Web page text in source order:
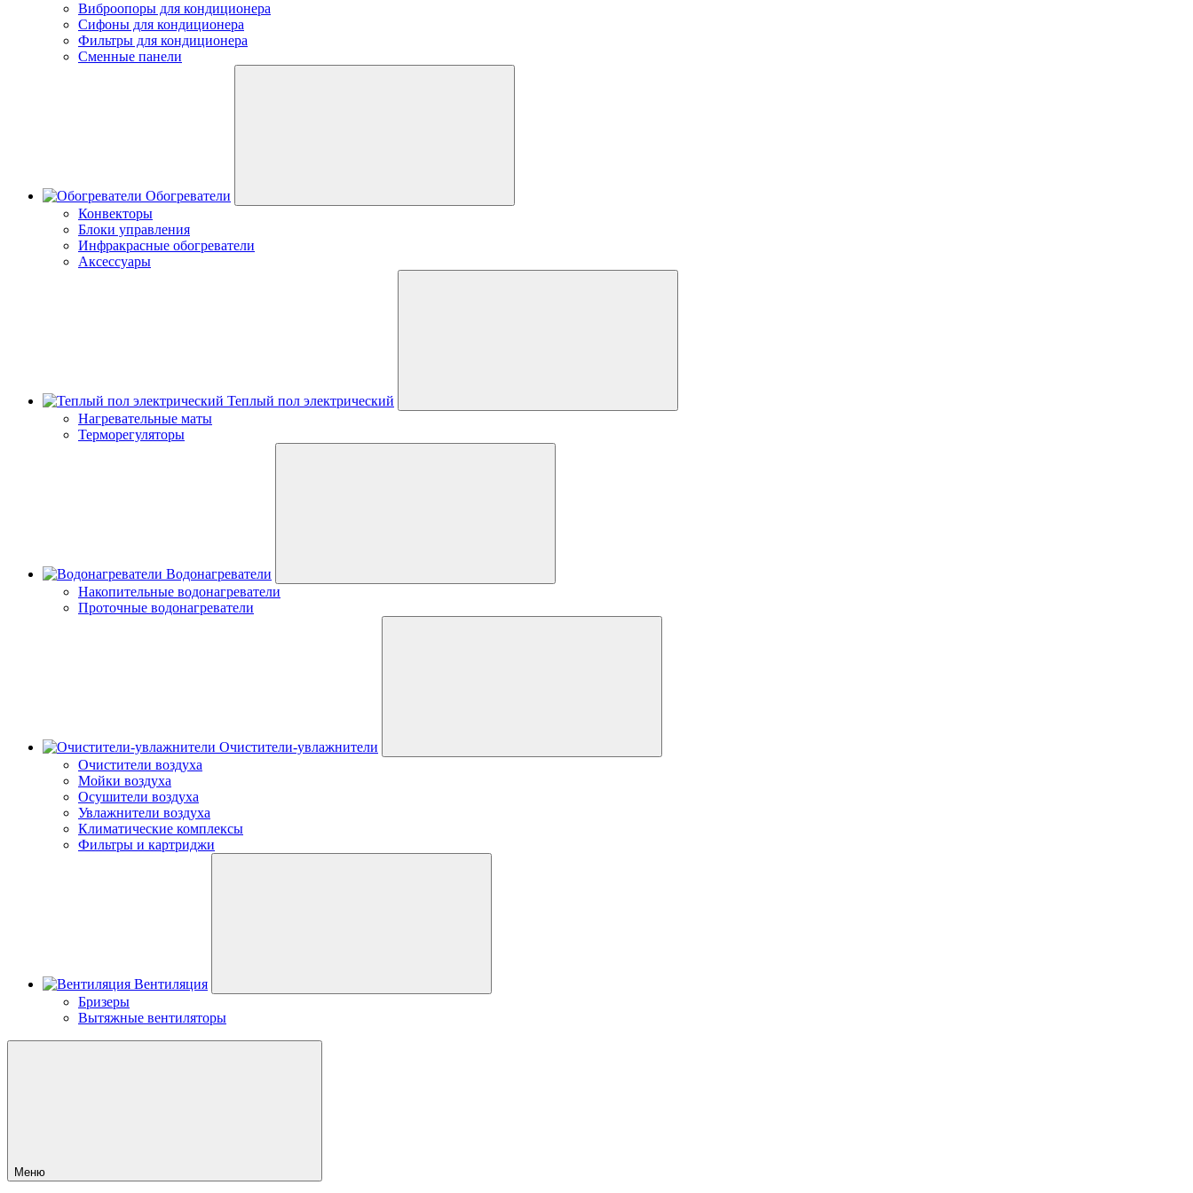
Виброопоры для кондиционера
Сифоны для кондиционера
Фильтры для кондиционера
Сменные панели
Обогреватели
Конвекторы
Блоки управления
Инфракрасные обогреватели
Аксессуары
Теплый пол электрический
Нагревательные маты
Терморегуляторы
Водонагреватели
Накопительные водонагреватели
Проточные водонагреватели
Очистители-увлажнители
Очистители воздуха
Мойки воздуха
Осушители воздуха
Увлажнители воздуха
Климатические комплексы
Фильтры и картриджи
Вентиляция
Бризеры
Вытяжные вентиляторы
Меню